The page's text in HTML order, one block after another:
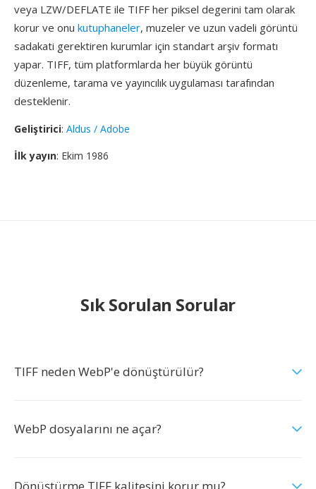
veya LZW/DEFLATE ile TIFF her piksel degerini tam olarak
korur ve onu kutuphaneler, muzeler ve uzun vadeli görüntü
sadakati gerektiren kurumlar için standart arşiv formatı
yapar. TIFF, tüm platformlarda her büyük görüntü
düzenleme, tarama ve yayıncılık uygulaması tarafından
desteklenir.
Geliştirici: Aldus / Adobe
İlk yayın: Ekim 1986
Sık Sorulan Sorular
TIFF neden WebP'e dönüştürülür?
WebP dosyalarını ne açar?